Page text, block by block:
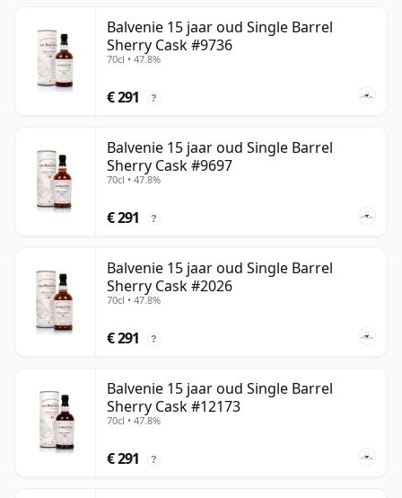
Balvenie 15 jaar oud Single Barrel
Sherry Cask #9736
70cl • 47.8%
€ 291 ?
Balvenie 15 jaar oud Single Barrel
Sherry Cask #9697
70cl • 47.8%
€ 291 ?
Balvenie 15 jaar oud Single Barrel
Sherry Cask #2026
70cl • 47.8%
€ 291 ?
Balvenie 15 jaar oud Single Barrel
Sherry Cask #12173
70cl • 47.8%
€ 291 ?